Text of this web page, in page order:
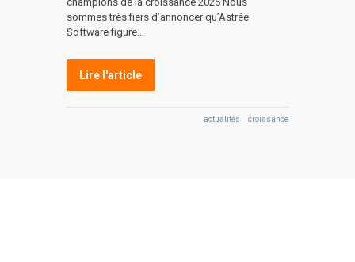
sommes très fiers d’annoncer qu’Astrée
Software figure…
Lire l'article
actualités croissance